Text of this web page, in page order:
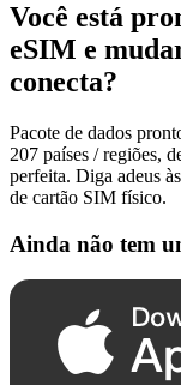
Você está
eSIM e
conecta?
Pacote de dados
207 países / regiões,
perfeita. Diga adeus
de cartão SIM físico.
Ainda não tem